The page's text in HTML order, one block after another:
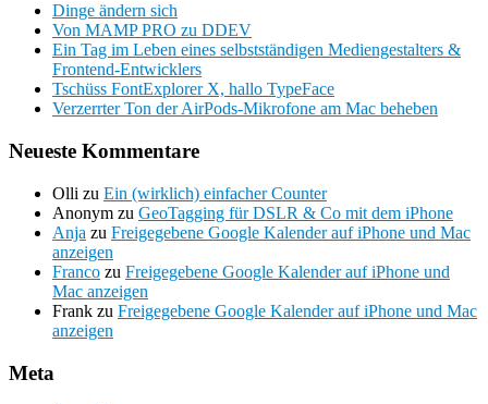
Dinge ändern sich
Von MAMP PRO zu DDEV
Ein Tag im Leben eines selbstständigen Mediengestalters &
Frontend-Entwicklers
Tschüss FontExplorer X, hallo TypeFace
Verzerrter Ton der AirPods-Mikrofone am Mac beheben
Neueste Kommentare
Olli zu Ein (wirklich) einfacher Counter
Anonym zu GeoTagging für DSLR & Co mit dem iPhone
Anja zu Freigegebene Google Kalender auf iPhone und Mac
anzeigen
Franco zu Freigegebene Google Kalender auf iPhone und
Mac anzeigen
Frank zu Freigegebene Google Kalender auf iPhone und Mac
anzeigen
Meta